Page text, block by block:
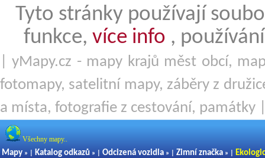
Tyto stránky používají
funkce, více info ,
| yMapy.cz - mapy krajů měst obcí,
fotomapy, satelitní mapy, záběry z
a místa, fotografie z cestování, památky
Všechny mapy..
Mapy » | Katalog odkazů » | Odcizená vozidla » | Zimní značka » |